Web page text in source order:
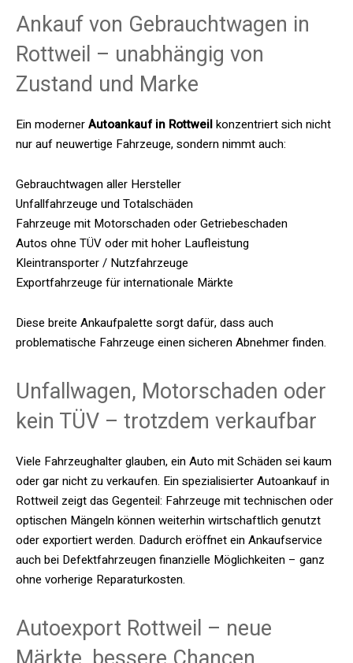
Ankauf von Gebrauchtwagen in
Rottweil – unabhängig von
Zustand und Marke
Ein modernerAutoankauf in Rottweilkonzentriert sich nicht
nur auf neuwertige Fahrzeuge, sondern nimmt auch:
Gebrauchtwagen aller Hersteller
Unfallfahrzeuge und Totalschäden
Fahrzeuge mit Motorschaden oder Getriebeschaden
Autos ohne TÜV oder mit hoher Laufleistung
Kleintransporter / Nutzfahrzeuge
Exportfahrzeuge für internationale Märkte
Diese breite Ankaufpalette sorgt dafür, dass auch
problematische Fahrzeuge einen sicheren Abnehmer finden.
Unfallwagen, Motorschaden oder
kein TÜV – trotzdem verkaufbar
Viele Fahrzeughalter glauben, ein Auto mit Schäden sei kaum
oder gar nicht zu verkaufen. Ein spezialisierter Autoankauf in
Rottweil zeigt das Gegenteil: Fahrzeuge mit technischen oder
optischen Mängeln können weiterhin wirtschaftlich genutzt
oder exportiert werden. Dadurch eröffnet ein Ankaufservice
auch bei Defektfahrzeugen finanzielle Möglichkeiten – ganz
ohne vorherige Reparaturkosten.
Autoexport Rottweil – neue